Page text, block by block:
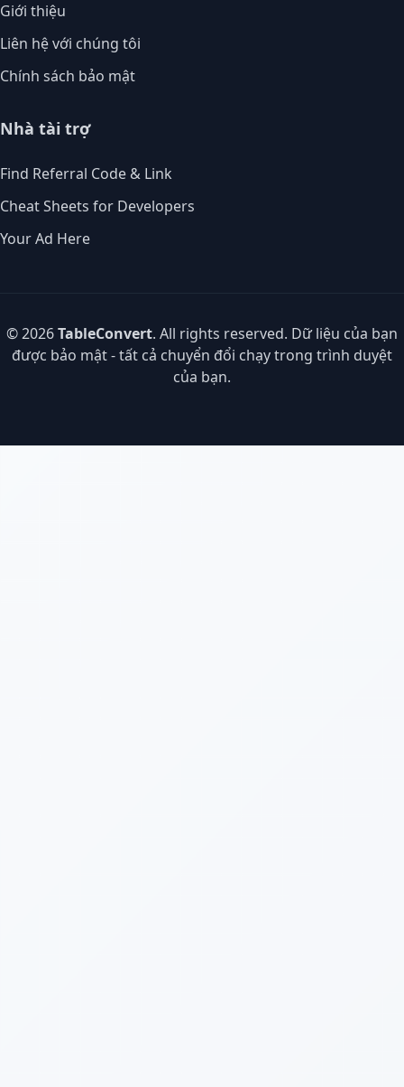
Giới thiệu
Liên hệ với chúng tôi
Chính sách bảo mật
Nhà tài trợ
Find Referral Code & Link
Cheat Sheets for Developers
Your Ad Here
© 2026TableConvert. All rights reserved. Dữ liệu của bạn
được bảo mật - tất cả chuyển đổi chạy trong trình duyệt
của bạn.